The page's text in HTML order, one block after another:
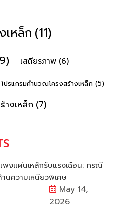
เหล็ก (11)
เสถียรภาพ (6)
โปรแกรมคํานวณโครงสร้างเหล็ก (5)
างเหล็ก (7)
พงแผ่นเหล็กรับแรงเฉือน: กรณี
นความเหนียวพิเศษ
May 14,
2026